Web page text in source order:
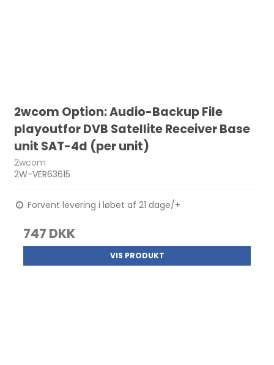
2wcom Option: Audio-Backup File
playoutfor DVB Satellite Receiver Base
unit SAT-4d (per unit)
2wcom
2W-VER63615
Forvent levering i løbet af 21 dage/+
747 DKK
VIS PRODUKT